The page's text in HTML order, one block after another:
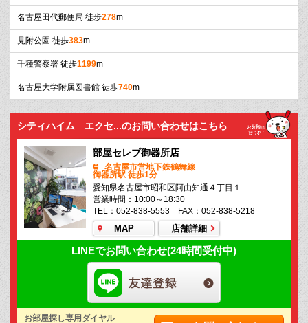
名古屋田代郵便局 徒歩278m
見附公園 徒歩383m
千種警察署 徒歩1199m
名古屋大学附属図書館 徒歩740m
シティハイム エクセ...のお問い合わせはこちら
部屋セレブ御器所店
名古屋市営地下鉄鶴舞線
御器所駅 徒歩1分
愛知県名古屋市昭和区阿由知通４丁目１
営業時間：10:00～18:30
TEL：052-838-5553 FAX：052-838-5218
MAP 店舗詳細
LINEでお問い合わせ(24時間受付中)
お部屋探し専用ダイヤル